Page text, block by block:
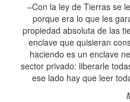
–Con la ley de Tierras se
porque era lo que les
propiedad absoluta de las
enclave que quisieran
haciendo es un enclave
sector privado: liberarle
ese lado hay que leer